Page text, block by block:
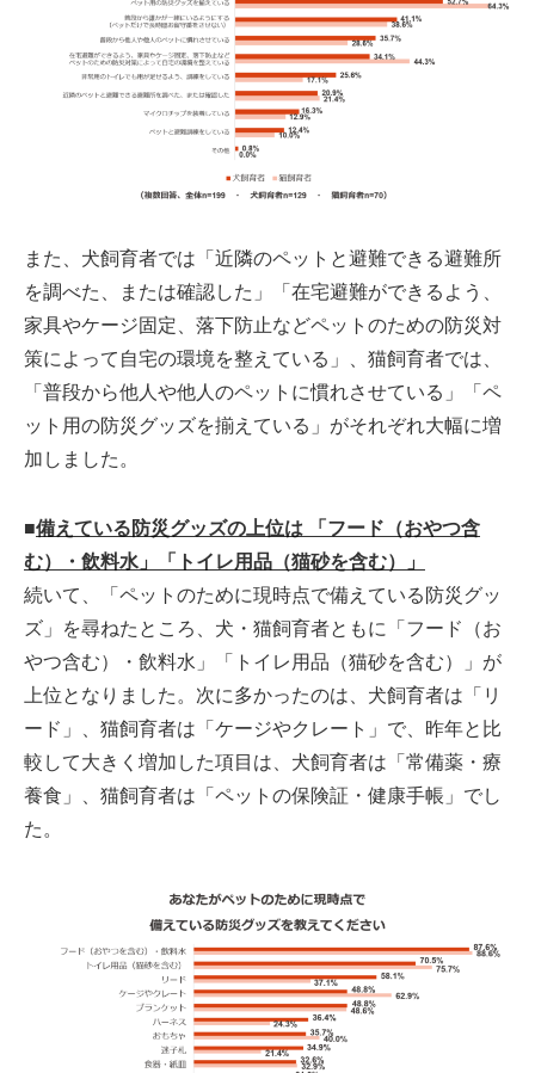
また、犬飼育者では「近隣のペットと避難できる避難所
を調べた、または確認した」「在宅避難ができるよう、
家具やケージ固定、落下防止などペットのための防災対
策によって自宅の環境を整えている」、猫飼育者では、
「普段から他人や他人のペットに慣れさせている」「ペ
ット用の防災グッズを揃えている」がそれぞれ大幅に増
加しました。
■備えている防災グッズの上位は 「フード（おやつ含
む）・飲料水」「トイレ用品（猫砂を含む）」
続いて、「ペットのために現時点で備えている防災グッ
ズ」を尋ねたところ、犬・猫飼育者ともに「フード（お
やつ含む）・飲料水」「トイレ用品（猫砂を含む）」が
上位となりました。次に多かったのは、犬飼育者は「リ
ード」、猫飼育者は「ケージやクレート」で、昨年と比
較して大きく増加した項目は、犬飼育者は「常備薬・療
養食」、猫飼育者は「ペットの保険証・健康手帳」でし
た。